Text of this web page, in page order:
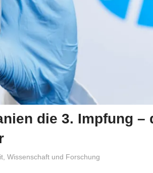
die 3. Impfung –
, Wissenschaft und Forschung